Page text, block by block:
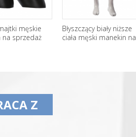
męskie
na sprzedaż
Błyszczący biały niższe
ciała męski manekin na
Z